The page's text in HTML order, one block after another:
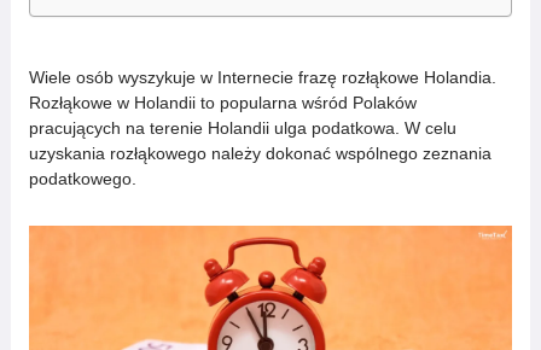
Wiele osób wyszykuje w Internecie frazę rozłąkowe Holandia.
Rozłąkowe w Holandii to popularna wśród Polaków
pracujących na terenie Holandii ulga podatkowa. W celu
uzyskania rozłąkowego należy dokonać wspólnego zeznania
podatkowego.